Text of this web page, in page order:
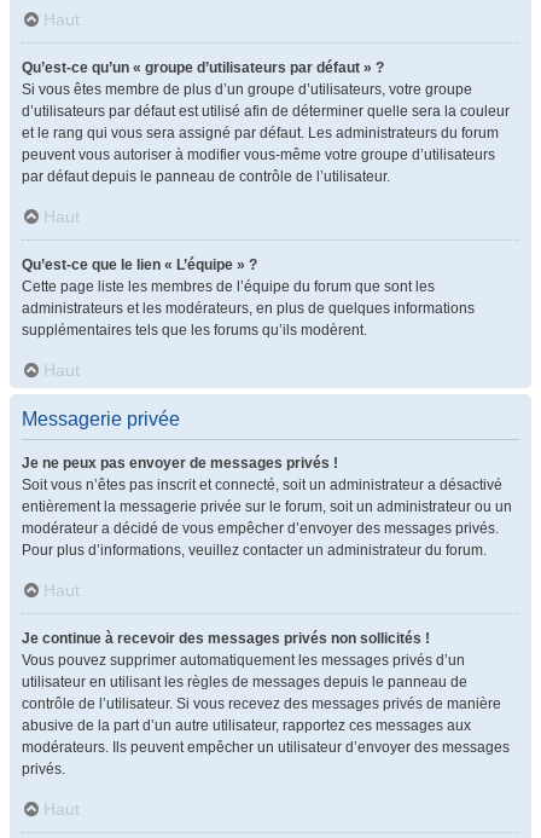
Haut
Qu’est-ce qu’un « groupe d’utilisateurs par défaut » ?
Si vous êtes membre de plus d’un groupe d’utilisateurs, votre groupe
d’utilisateurs par défaut est utilisé afin de déterminer quelle sera la couleur
et le rang qui vous sera assigné par défaut. Les administrateurs du forum
peuvent vous autoriser à modifier vous-même votre groupe d’utilisateurs
par défaut depuis le panneau de contrôle de l’utilisateur.
Haut
Qu’est-ce que le lien « L’équipe » ?
Cette page liste les membres de l’équipe du forum que sont les
administrateurs et les modérateurs, en plus de quelques informations
supplémentaires tels que les forums qu’ils modèrent.
Haut
Messagerie privée
Je ne peux pas envoyer de messages privés !
Soit vous n’êtes pas inscrit et connecté, soit un administrateur a désactivé
entièrement la messagerie privée sur le forum, soit un administrateur ou un
modérateur a décidé de vous empêcher d’envoyer des messages privés.
Pour plus d’informations, veuillez contacter un administrateur du forum.
Haut
Je continue à recevoir des messages privés non sollicités !
Vous pouvez supprimer automatiquement les messages privés d’un
utilisateur en utilisant les règles de messages depuis le panneau de
contrôle de l’utilisateur. Si vous recevez des messages privés de manière
abusive de la part d’un autre utilisateur, rapportez ces messages aux
modérateurs. Ils peuvent empêcher un utilisateur d’envoyer des messages
privés.
Haut